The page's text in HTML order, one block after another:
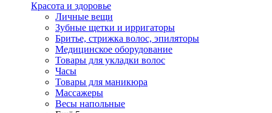
Красота и здоровье
Личные вещи
Зубные щетки и ирригаторы
Бритье, стрижка волос, эпиляторы
Медицинское оборудование
Товары для укладки волос
Часы
Товары для маникюра
Массажеры
Весы напольные